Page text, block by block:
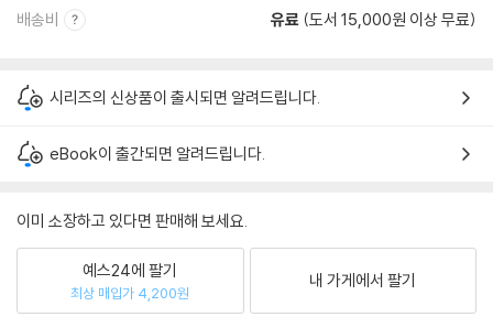
배송비 유료 (도서 15,000원 이상 무료)
시리즈의 신상품이 출시되면 알려드립니다.
eBook이 출간되면 알려드립니다.
이미 소장하고 있다면 판매해 보세요.
예스24에 팔기
최상 매입가 4,200원
내 가게에서 팔기